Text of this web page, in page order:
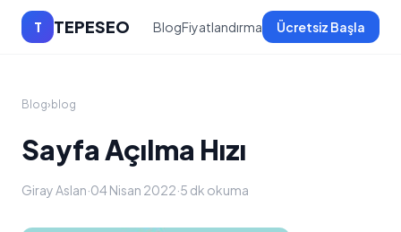
T TEPESEO BlogFiyatlandırma Ücretsiz Başla
Blog› blog
Sayfa Açılma Hızı
Giray Aslan·04 Nisan 2022·5 dk okuma